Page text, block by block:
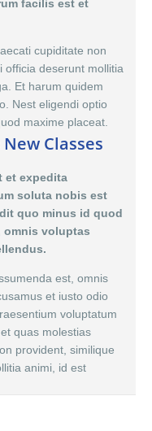
facilis est et
cupiditate non
officia deserunt mollitia
Et harum quidem
Nest eligendi optio
maxime placeat.
Classes
et expedita
soluta nobis est
quo minus id quod
omnis voluptas
est, omnis
et iusto odio
voluptatum
quas molestias
provident, similique
animi, id est